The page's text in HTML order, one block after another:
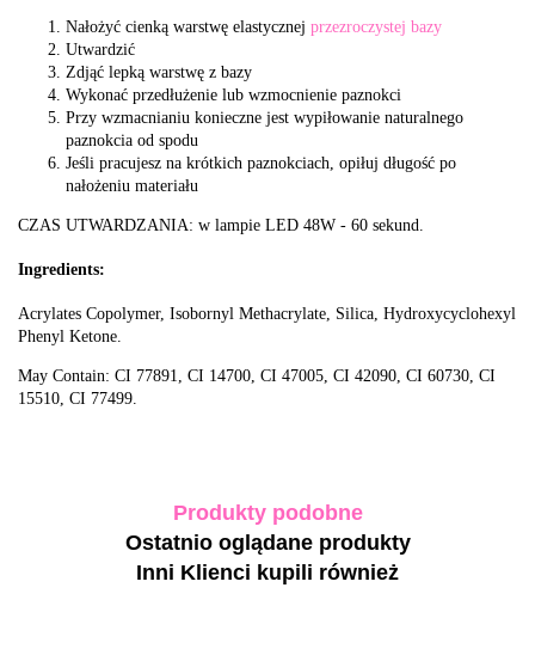
Nałożyć cienką warstwę elastycznej przezroczystej bazy
Utwardzić
Zdjąć lepką warstwę z bazy
Wykonać przedłużenie lub wzmocnienie paznokci
Przy wzmacnianiu konieczne jest wypiłowanie naturalnego
paznokcia od spodu
Jeśli pracujesz na krótkich paznokciach, opiłuj długość po
nałożeniu materiału
CZAS UTWARDZANIA: w lampie LED 48W - 60 sekund.
Ingredients:
Acrylates Copolymer, Isobornyl Methacrylate, Silica, Hydroxycyclohexyl
Phenyl Ketone.
May Contain: CI 77891, CI 14700, CI 47005, CI 42090, CI 60730, CI
15510, CI 77499.
Produkty podobne
Ostatnio oglądane produkty
Inni Klienci kupili również